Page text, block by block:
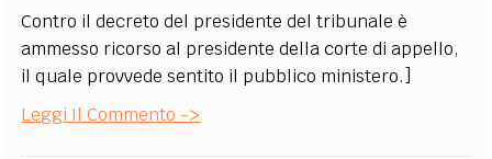
Contro il decreto del presidente del tribunale è
ammesso ricorso al presidente della corte di appello,
il quale provvede sentito il pubblico ministero.]
Leggi Il Commento ->